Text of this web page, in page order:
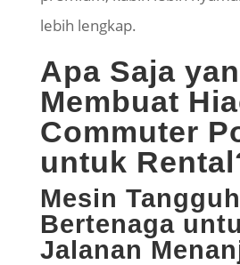
lebih lengkap.
Apa Saja
Membuat
Commuter
untuk
Mesin
Bertenaga
Jalanan